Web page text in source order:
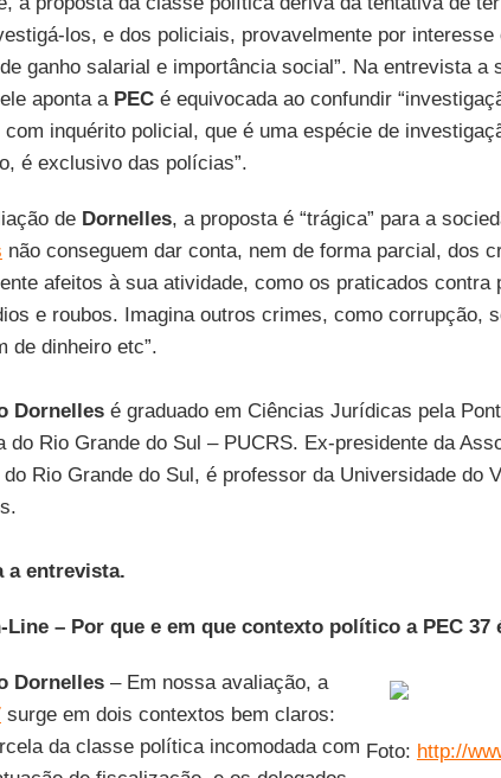
los, e dos policiais, provavelmente por
ganho salarial e importância social”. Na entrevista a
aponta a PECé equivocada ao confundir
com inquérito policial, que é uma espécie de
é exclusivo das polícias”.
de Dornelles, a proposta é “trágica” para a
não conseguem dar conta, nem de forma parcial, dos
afeitos à sua atividade, como os praticados contra
e roubos. Imagina outros crimes, como corrupção,
de dinheiro etc”.
Dornellesé graduado em Ciências Jurídicas pela
do Rio Grande do Sul – PUCRS. Ex-presidente da
do Rio Grande do Sul, é professor da Universidade do
a entrevista.
Line – Por que e em que contexto político a PEC 37
Foto: http://
Dornelles– Em nossa avaliação, a
surge em dois contextos bem claros:
da classe política incomodada com